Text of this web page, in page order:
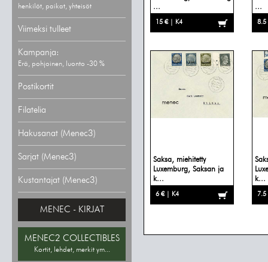
henkilöt, paikat, yhteisöt
Viimeksi tulleet
Kampanja:
Erä, pohjoinen, luonto -30 %
Postikortit
Filatelia
Hakusanat (Menec3)
Sarjat (Menec3)
Kustantajat (Menec3)
MENEC - KIRJAT
MENEC2 COLLECTIBLES
Kortit, lehdet, merkit ym...
...
15 € | K4
...
8.5
Saksa, miehitetty
Luxemburg, Saksan ja
k...
6 € | K4
k...
7.5